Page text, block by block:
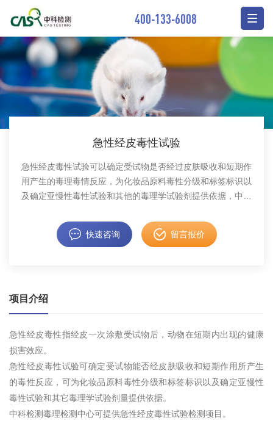
400-133-6008
急性经皮毒性试验
急性经皮毒性试验可以确定受试物是否经过皮肤吸收和短期作
用产生的毒理毒情反应，为化妆品原料毒性分级和标签标识以
及确定亚慢性毒性试验和其他的毒理学试验剂提供依据，中科
快速咨询 留言报价
项目介绍
急性经皮毒性指经皮一次涂敷受试物后，动物在短期内出现的健康
损害效应。
急性经皮毒性试验可确定受试物能否经皮肤吸收和短期作用所产生
的毒性反应，可为化妆品原料毒性分级和标签标识以及确定亚慢性
毒性试验和其它毒理学试验剂量提供依据。
中科检测毒理检测中心可提供急性经皮毒性试验检测项目。